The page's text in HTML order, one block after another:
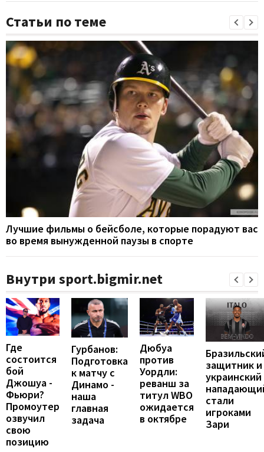
Статьи по теме
Лучшие фильмы о бейсболе, которые порадуют вас
во время вынужденной паузы в спорте
Внутри sport.bigmir.net
Где
состоится
бой
Джошуа -
Фьюри?
Промоутер
озвучил
свою
позицию
Гурбанов:
Подготовка
к матчу с
Динамо -
наша
главная
задача
Дюбуа
против
Уордли:
реванш за
титул WBO
ожидается
в октябре
защитник и
украинский
стали
игроками
Зари